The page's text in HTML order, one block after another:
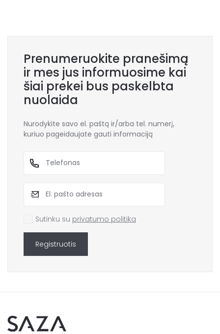
Prenumeruokite pranešimą
ir mes jus informuosime kai
šiai prekei bus paskelbta
nuolaida
Nurodykite savo el. paštą ir/arba tel. numerį,
kuriuo pageidaujate gauti informaciją
Sutinku su privatumo politika
Registruotis